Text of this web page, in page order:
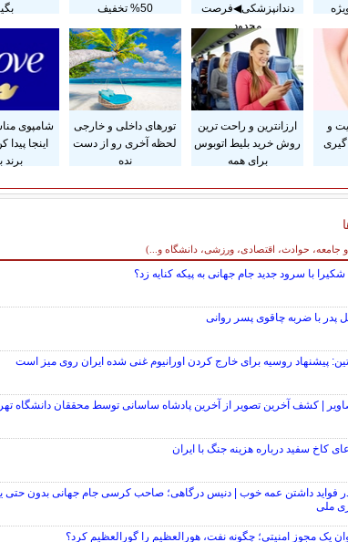
دندانپزشکی◀فرصت
محدود
50% تخفیف
و
ارزانترین و راحت ترین
روش خرید بلیط اتوبوس
برای همه
تورهای داخلی و خارجی
لحظه آخری رو از دست
نده
شامپوی
اینجا پیدا
برند
جامعه، حوادث، اقتصادی، ورزشی، دانشگاه و...)
شکیرا با سرود جدید جام جهانی به پیکه کنایه زد؟
پدر با ضربه چاقوی پسر روانی
پیشنهاد روسیه برای خارج کردن اورانیوم غنی شده ایران روی میز است
| کشف آخرین تصویر از آخرین پادشاه ساسانی توسط محققان دانشگاه
کاخ سفید درباره هزینه جنگ با ایران
فواید داشتن عمه خوب | دنیس درگاهی؛ صاحب کرسی جام جهانی بدون حتی
ملی
یک مجوز امنیتی؛ چگونه نفت، هورالعظیم را گورالعظیم کرد؟